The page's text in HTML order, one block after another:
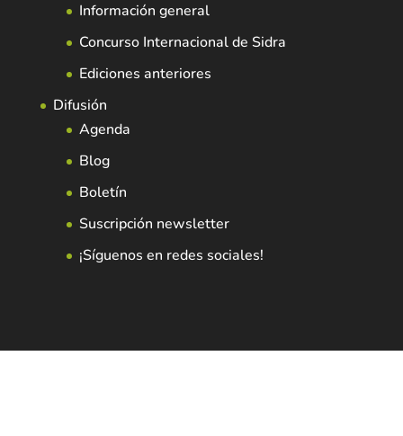
Información general
Concurso Internacional de Sidra
Ediciones anteriores
Difusión
Agenda
Blog
Boletín
Suscripción newsletter
¡Síguenos en redes sociales!